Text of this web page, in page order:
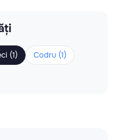
(1)
Codru (1)